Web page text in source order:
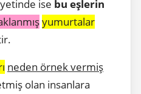
ise bu eşlerin
yumurtalar
neden örnek vermiş
olan insanlara